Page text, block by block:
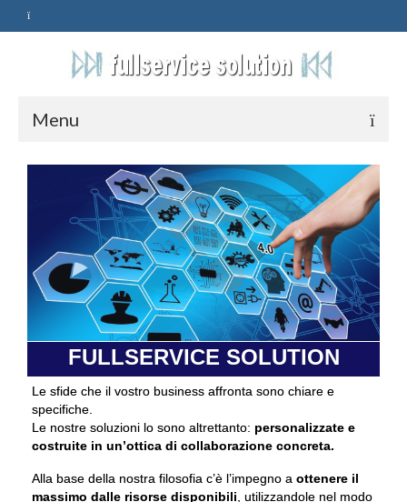
Menu
HOME
ASSISTENZA
POLITICA
Qualità
PRIVACY
CONTATTI
FULLSERVICE SOLUTION
Le sfide che il vostro business affronta sono chiare e
specifiche.
Le nostre soluzioni lo sono altrettanto: personalizzate e
costruite in un’ottica di collaborazione concreta.
Alla base della nostra filosofia c’è l’impegno a ottenere il
massimo dalle risorse disponibili , utilizzandole nel modo